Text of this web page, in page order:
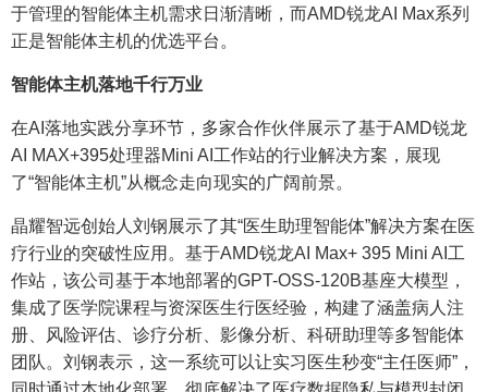
于管理的智能体主机需求日渐清晰，而AMD锐龙AI Max系列
正是智能体主机的优选平台。
智能体主机落地千行万业
在AI落地实践分享环节，多家合作伙伴展示了基于AMD锐龙
AI MAX+395处理器Mini AI工作站的行业解决方案，展现
了“智能体主机”从概念走向现实的广阔前景。
晶耀智远创始人刘钢展示了其“医生助理智能体”解决方案在医
疗行业的突破性应用。基于AMD锐龙AI Max+ 395 Mini AI工
作站，该公司基于本地部署的GPT-OSS-120B基座大模型，
集成了医学院课程与资深医生行医经验，构建了涵盖病人注
册、风险评估、诊疗分析、影像分析、科研助理等多智能体
团队。刘钢表示，这一系统可以让实习医生秒变“主任医师”，